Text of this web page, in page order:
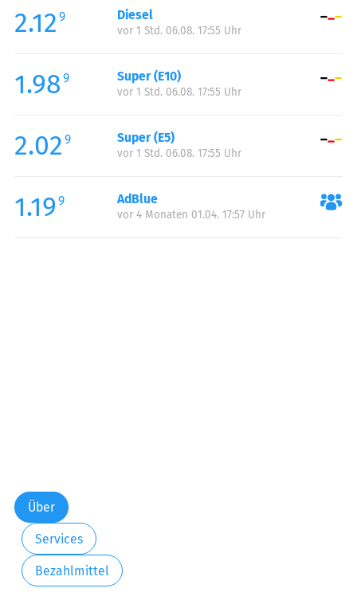
Mittwoch:
00:00-24:00
Donnerstag:
Samstag:
00:00-24:00
Sonntag:
2.12 9 Diesel
vor 1 Std. 06.08. 17:55 Uhr
1.98 9 Super (E10)
vor 1 Std. 06.08. 17:55 Uhr
2.02 9 Super (E5)
vor 1 Std. 06.08. 17:55 Uhr
1.19 9 AdBlue
vor 4 Monaten 01.04. 17:57 Uhr
Über
Services
Bezahlmittel